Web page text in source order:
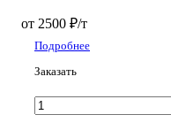
от 2500 ₽/т
Подробнее
Заказать